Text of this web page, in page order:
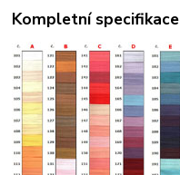
Kompletní specifikace